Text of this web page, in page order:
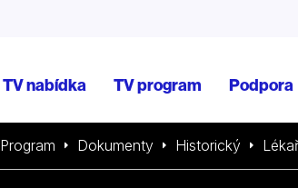
TV nabídka TV program Podpora
Program Dokumenty Historický